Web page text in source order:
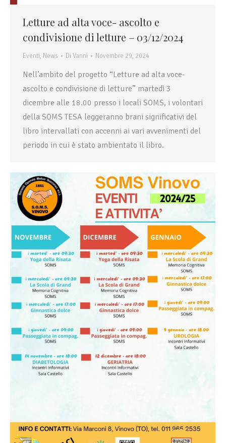
Letture ad alta voce- ascolto e
condivisione di letture – 03/12/2024
Eventi, News Di Vanni Novembre 29, 2024
Nell’ambito del progetto “Letture ad alta voce-
ascolto e condivisione di letture” martedì 3
dicembre alle 18.00 presso i locali SOMS, i volontari
della SOMS TESA leggeranno brani significativi del
libro intervallati con accenni ai vari avvenimenti del
periodo in cui è stato ambientato il libro.